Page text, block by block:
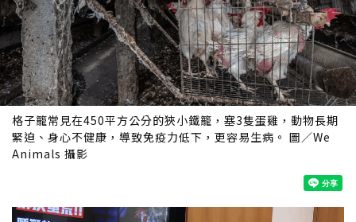
格子籠常見在450平方公分的狹小鐵籠，塞3隻蛋雞，動物長期
緊迫、身心不健康，導致免疫力低下，更容易生病。 圖／We
Animals 攝影